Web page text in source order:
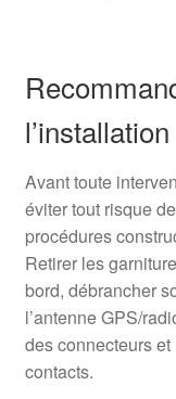
l’installation
Avant toute
éviter tout risque
procédures
Retirer les
bord, débrancher
l’antenne GPS/
des connecteurs
contacts.